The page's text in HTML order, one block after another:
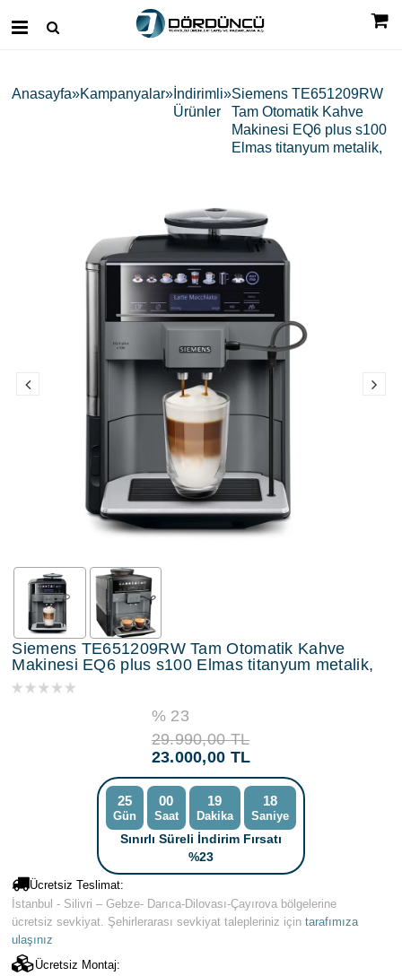
Anasayfa Kampanyalar
İndirimli
Ürünler
Siemens TE651209RW
Tam Otomatik Kahve
Makinesi EQ6 plus s100
Elmas titanyum metalik,
Siemens TE651209RW Tam Otomatik Kahve
Makinesi EQ6 plus s100 Elmas titanyum metalik,
% 23
29.990,00 TL
23.000,00 TL
25
Gün
00
Saat
19
Dakika
18
Saniye
Sınırlı Süreli İndirim Fırsatı
%23
Ücretsiz Teslimat:
İstanbul - Silivri – Gebze- Darıca-Dilovası-Çayırova bölgelerine
ücretsiz sevkiyat. Şehirlerarası sevkiyat talepleriniz içintarafımıza
ulaşınız
Ücretsiz Montaj: